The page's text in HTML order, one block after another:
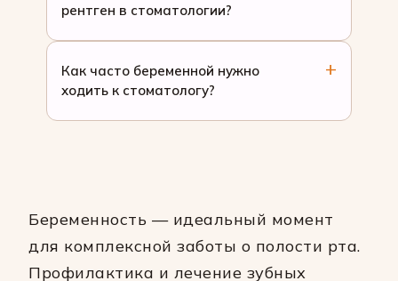
рентген в стоматологии?
Как часто беременной нужно
ходить к стоматологу?
Беременность — идеальный момент
для комплексной заботы о полости рта.
Профилактика и лечение зубных